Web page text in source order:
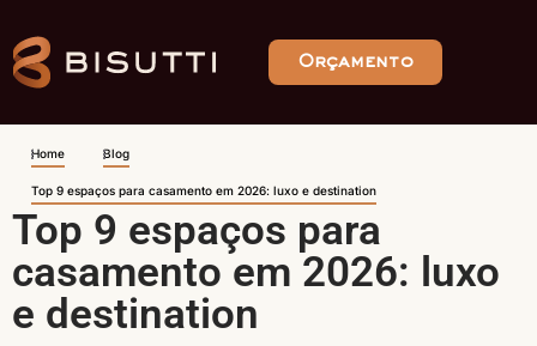
Orçamento
Home Blog
Top 9 espaços para casamento em 2026: luxo e destination
Top 9 espaços para
casamento em 2026: luxo
e destination